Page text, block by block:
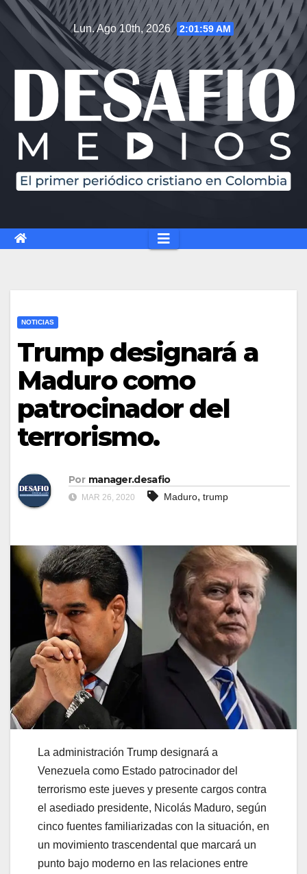
Saltar
contenido
Lun. Ago 10th, 2026 2:02:00 AM
NOTICIAS
Trump designará a
Maduro como
patrocinador del
terrorismo.
Por manager.desafio
MAR 26, 2020 Maduro, trump
La administración Trump designará a
Venezuela como Estado patrocinador del
terrorismo este jueves y presente cargos contra
el asediado presidente, Nicolás Maduro, según
cinco fuentes familiarizadas con la situación, en
un movimiento trascendental que marcará un
punto bajo moderno en las relaciones entre